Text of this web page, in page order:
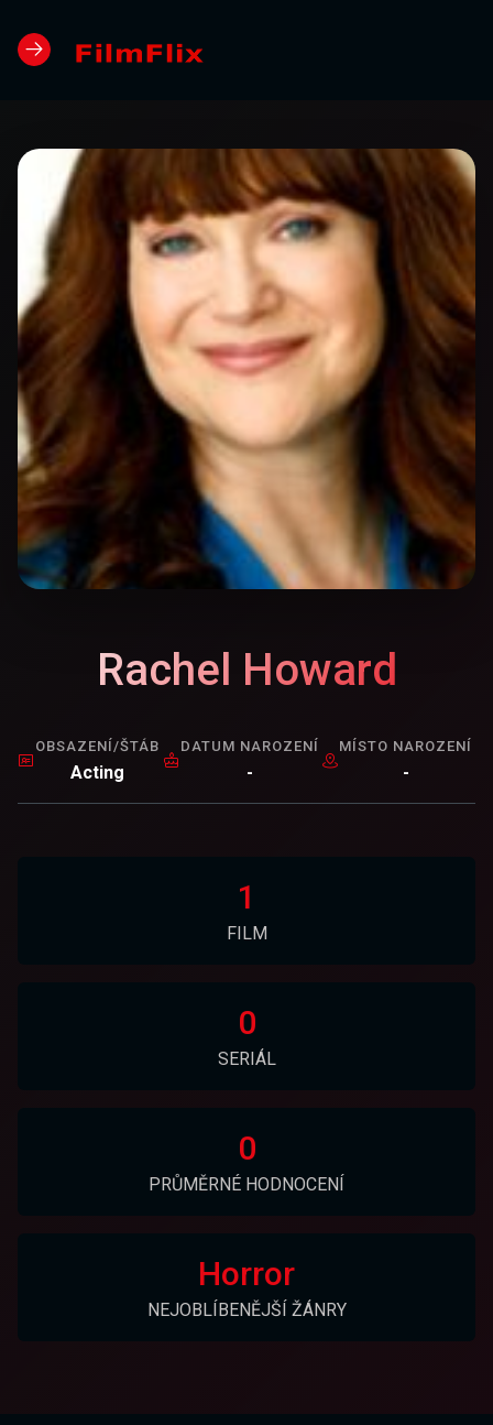
Rachel Howard
OBSAZENÍ/ŠTÁB
Acting
DATUM NAROZENÍ
-
MÍSTO NAROZENÍ
-
1
FILM
0
SERIÁL
0
PRŮMĚRNÉ HODNOCENÍ
Horror
NEJOBLÍBENĚJŠÍ ŽÁNRY